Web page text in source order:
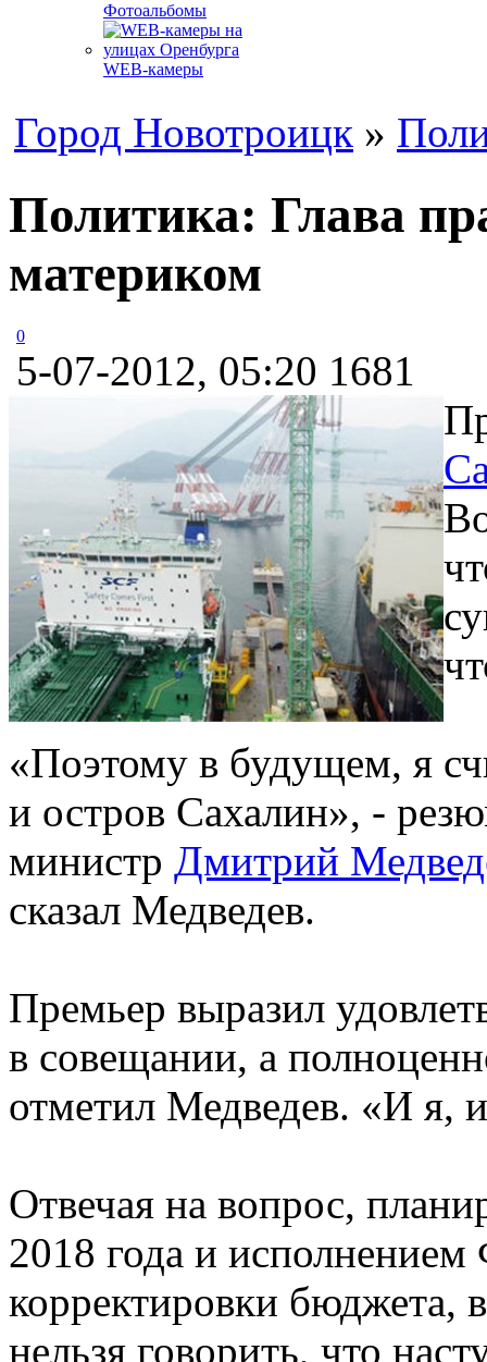
Фотоальбомы
WEB-камеры
Город Новотроицк »
Политика: Глава
материком
0
5-07-2012, 05:20 1681
«Поэтому в будущем, я
и остров Сахалин», -
министр Дмитрий
сказал Медведев.
Премьер выразил
в совещании, а
отметил Медведев. «И я,
Отвечая на вопрос,
2018 года и исполнением
корректировки бюджета,
нельзя говорить, что